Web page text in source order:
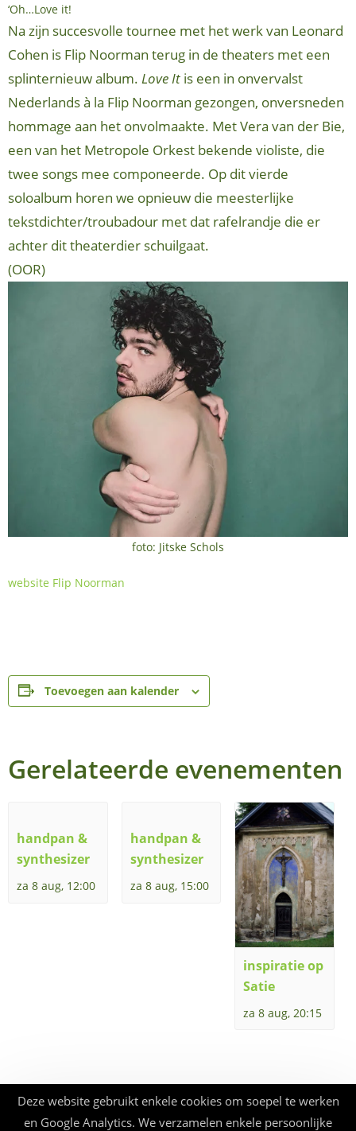
‘Oh…Love it!
Na zijn succesvolle tournee met het werk van Leonard
Cohen is Flip Noorman terug in de theaters met een
splinternieuw album. Love It is een in onvervalst
Nederlands à la Flip Noorman gezongen, onversneden
hommage aan het onvolmaakte. Met Vera van der Bie,
een van het Metropole Orkest bekende violiste, die
twee songs mee componeerde. Op dit vierde
soloalbum horen we opnieuw die meesterlijke
tekstdichter/troubadour met dat rafelrandje die er
achter dit theaterdier schuilgaat.
(OOR)
foto: Jitske Schols
website Flip Noorman
Toevoegen aan kalender
Gerelateerde evenementen
handpan &
synthesizer
za 8 aug, 12:00
handpan &
synthesizer
za 8 aug, 15:00
inspiratie op
Satie
za 8 aug, 20:15
Deze website gebruikt enkele cookies om soepel te werken
en Google Analytics. We verzamelen enkele persoonlijke